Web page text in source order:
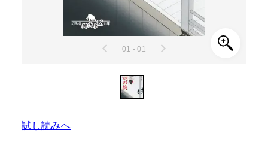
01 - 01
試し読みへ